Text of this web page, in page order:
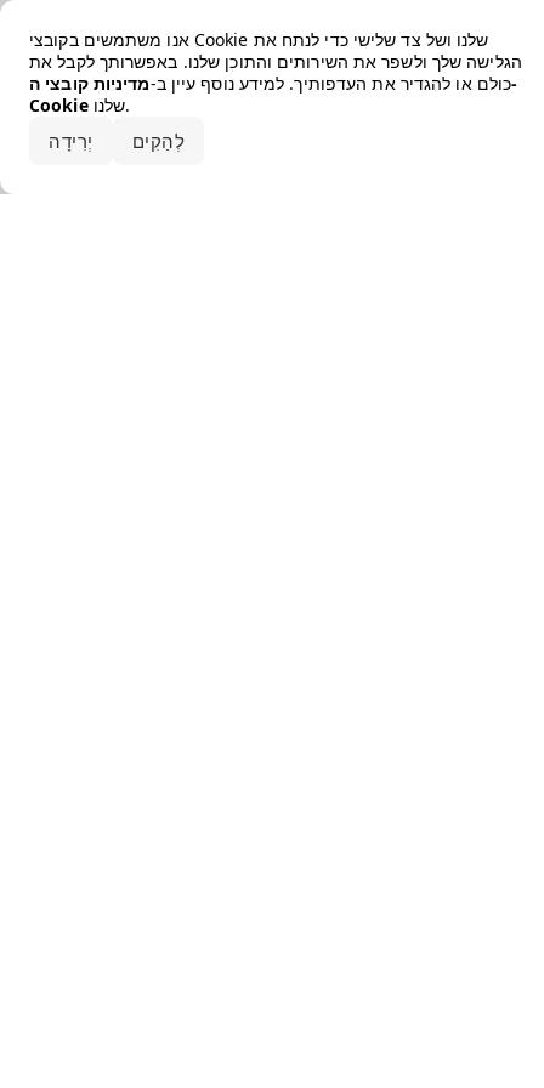
אנו משתמשים בקובצי Cookie שלנו ושל צד שלישי כדי לנתח את
הגלישה שלך ולשפר את השירותים והתוכן שלנו. באפשרותך לקבל את
כולם או להגדיר את העדפותיך. למידע נוסף עיין ב-מדיניות קובצי ה-
Cookie
שלנו.
יְרִידָה לְהַקִים
Error loading the brand